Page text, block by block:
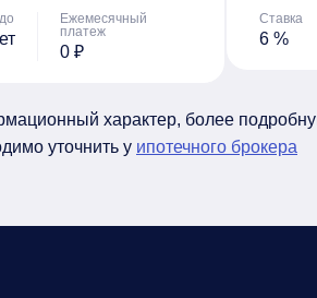
Ежемесячный
платеж
0 ₽
Ставка
6 %
характер, более
уточнить у ипотечного брокера